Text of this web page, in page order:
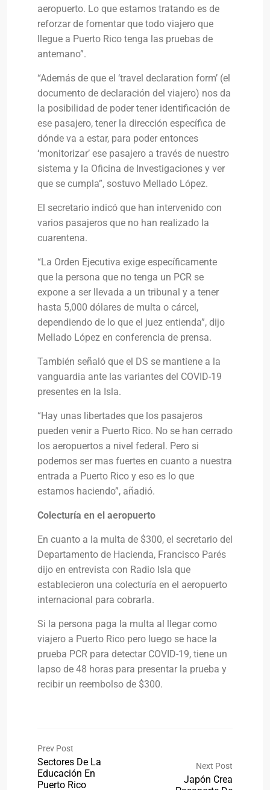
aeropuerto. Lo que estamos tratando es de
reforzar de fomentar que todo viajero que
llegue a Puerto Rico tenga las pruebas de
antemano”.
“Además de que el ‘travel declaration form’ (el
documento de declaración del viajero) nos da
la posibilidad de poder tener identificación de
ese pasajero, tener la dirección específica de
dónde va a estar, para poder entonces
‘monitorizar’ ese pasajero a través de nuestro
sistema y la Oficina de Investigaciones y ver
que se cumpla”, sostuvo Mellado López.
El secretario indicó que han intervenido con
varios pasajeros que no han realizado la
cuarentena.
“La Orden Ejecutiva exige específicamente
que la persona que no tenga un PCR se
expone a ser llevada a un tribunal y a tener
hasta 5,000 dólares de multa o cárcel,
dependiendo de lo que el juez entienda”, dijo
Mellado López en conferencia de prensa.
También señaló que el DS se mantiene a la
vanguardia ante las variantes del COVID-19
presentes en la Isla.
“Hay unas libertades que los pasajeros
pueden venir a Puerto Rico. No se han cerrado
los aeropuertos a nivel federal. Pero si
podemos ser mas fuertes en cuanto a nuestra
entrada a Puerto Rico y eso es lo que
estamos haciendo”, añadió.
Colecturía en el aeropuerto
En cuanto a la multa de $300, el secretario del
Departamento de Hacienda, Francisco Parés
dijo en entrevista con Radio Isla que
establecieron una colecturía en el aeropuerto
internacional para cobrarla.
Si la persona paga la multa al llegar como
viajero a Puerto Rico pero luego se hace la
prueba PCR para detectar COVID-19, tiene un
lapso de 48 horas para presentar la prueba y
recibir un reembolso de $300.
Prev Post
Sectores De La
Educación En
Puerto Rico
Next Post
Japón Crea